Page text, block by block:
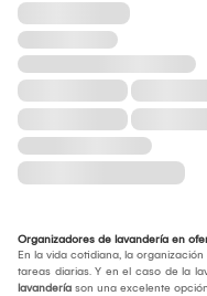
Organizadores de lavandería en
En la vida cotidiana, la
tareas diarias. Y en el caso de la
lavandería son una excelente